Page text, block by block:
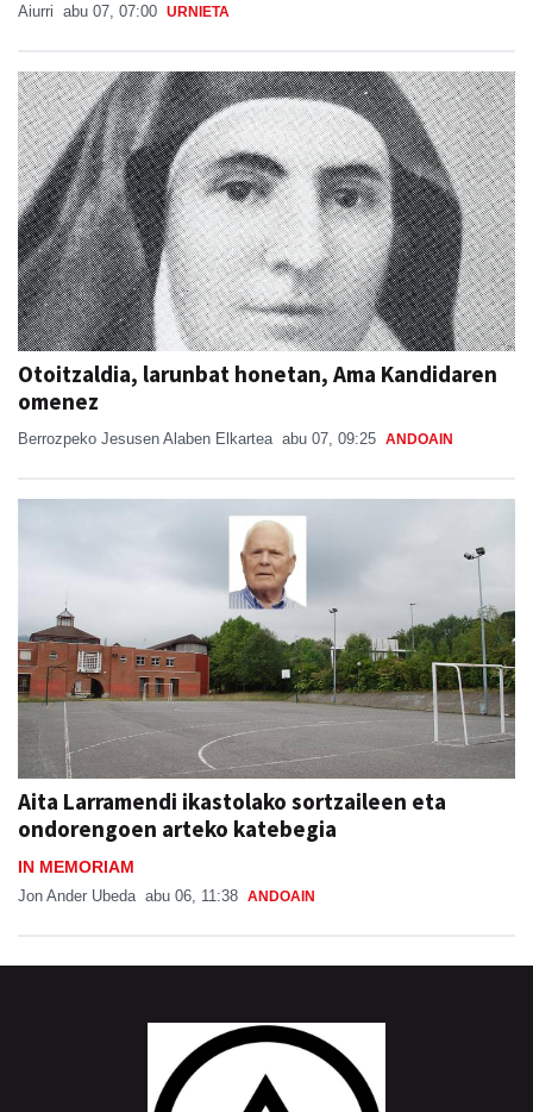
Aiurri abu 07, 07:00 URNIETA
Otoitzaldia, larunbat honetan, Ama Kandidaren
omenez
Berrozpeko Jesusen Alaben Elkartea abu 07, 09:25 ANDOAIN
Aita Larramendi ikastolako sortzaileen eta
ondorengoen arteko katebegia
IN MEMORIAM
Jon Ander Ubeda abu 06, 11:38 ANDOAIN